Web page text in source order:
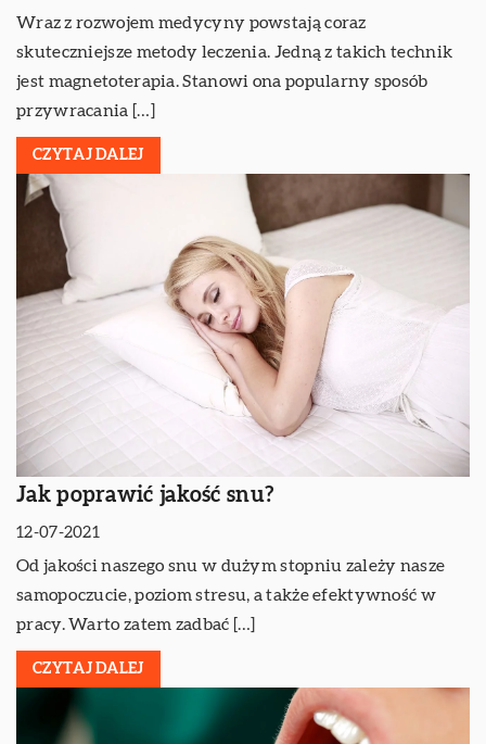
Wraz z rozwojem medycyny powstają coraz
skuteczniejsze metody leczenia. Jedną z takich technik
jest magnetoterapia. Stanowi ona popularny sposób
przywracania […]
CZYTAJ DALEJ
Jak poprawić jakość snu?
12-07-2021
Od jakości naszego snu w dużym stopniu zależy nasze
samopoczucie, poziom stresu, a także efektywność w
pracy. Warto zatem zadbać […]
CZYTAJ DALEJ